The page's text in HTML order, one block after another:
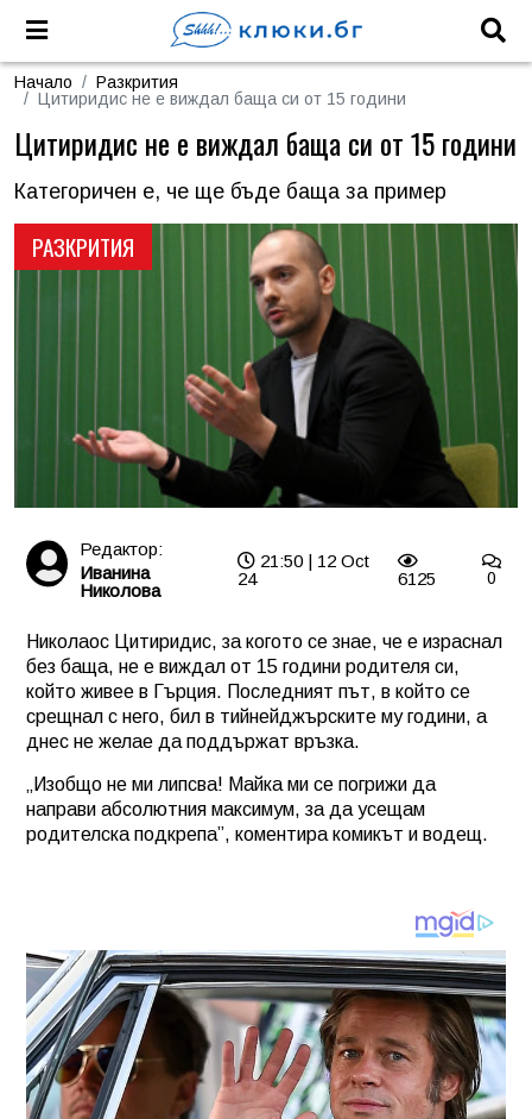
Начало
Разкрития
Цитиридис не е виждал баща си от 15 години
РАЗКРИТИЯ
Цитиридис не е виждал баща си от 15 години
Категоричен е, че ще бъде баща за пример
Редактор:
Иванина
Николова
21:50 | 12 Oct
24
6125 0
Николаос Цитиридис, за когото се знае, че е израснал
без баща, не е виждал от 15 години родителя си,
който живее в Гърция. Последният път, в който се
срещнал с него, бил в тийнейджърските му години, а
днес не желае да поддържат връзка.
„Изобщо не ми липсва! Майка ми се погрижи да
направи абсолютния максимум, за да усещам
родителска подкрепа”, коментира комикът и водещ.